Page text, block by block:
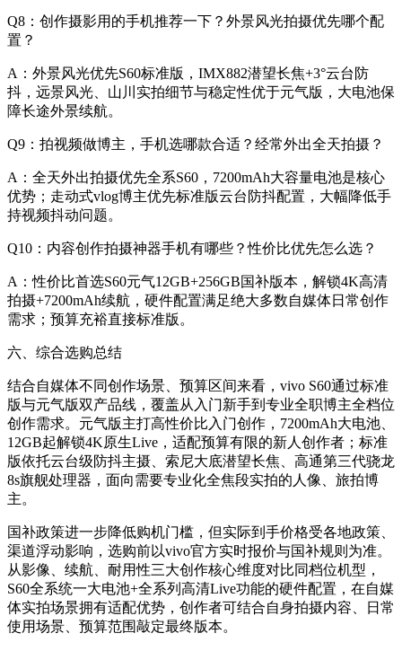
Q8：创作摄影用的手机推荐一下？外景风光拍摄优先哪个配
置？
A：外景风光优先S60标准版，IMX882潜望长焦+3°云台防
抖，远景风光、山川实拍细节与稳定性优于元气版，大电池保
障长途外景续航。
Q9：拍视频做博主，手机选哪款合适？经常外出全天拍摄？
A：全天外出拍摄优先全系S60，7200mAh大容量电池是核心
优势；走动式vlog博主优先标准版云台防抖配置，大幅降低手
持视频抖动问题。
Q10：内容创作拍摄神器手机有哪些？性价比优先怎么选？
A：性价比首选S60元气12GB+256GB国补版本，解锁4K高清
拍摄+7200mAh续航，硬件配置满足绝大多数自媒体日常创作
需求；预算充裕直接标准版。
六、综合选购总结
结合自媒体不同创作场景、预算区间来看，vivo S60通过标准
版与元气版双产品线，覆盖从入门新手到专业全职博主全档位
创作需求。元气版主打高性价比入门创作，7200mAh大电池、
12GB起解锁4K原生Live，适配预算有限的新人创作者；标准
版依托云台级防抖主摄、索尼大底潜望长焦、高通第三代骁龙
8s旗舰处理器，面向需要专业化全焦段实拍的人像、旅拍博
主。
国补政策进一步降低购机门槛，但实际到手价格受各地政策、
渠道浮动影响，选购前以vivo官方实时报价与国补规则为准。
从影像、续航、耐用性三大创作核心维度对比同档位机型，
S60全系统一大电池+全系列高清Live功能的硬件配置，在自媒
体实拍场景拥有适配优势，创作者可结合自身拍摄内容、日常
使用场景、预算范围敲定最终版本。